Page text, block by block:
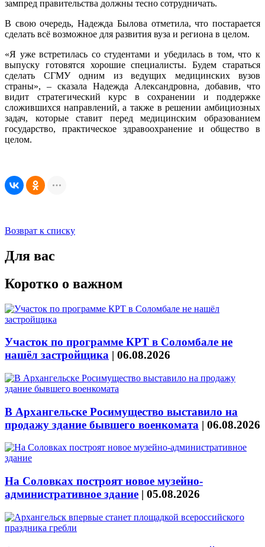
зампред правительства должны тесно сотрудничать.
В свою очередь, Надежда Былова отметила, что постарается
сделать всё возможное для развития вуза и региона в целом.
«Я уже встретилась со студентами и убедилась в том, что к
выпуску готовятся хорошие специалисты. Будем стараться
сделать СГМУ одним из ведущих медицинских вузов
страны», – сказала Надежда Александровна, добавив, что
видит стратегический курс в сохранении и поддержке
сложившихся направлений, а также в решении амбициозных
задач, которые ставит перед медицинским образованием
государство, практическое здравоохранение и общество в
целом.
Возврат к списку
Для вас
Коротко о важном
Участок по программе КРТ в Соломбале не
нашёл застройщика | 06.08.2026
В Архангельске Росимущество выставило на
продажу здание бывшего военкомата | 06.08.2026
На Соловках построят новое музейно-
административное здание | 05.08.2026